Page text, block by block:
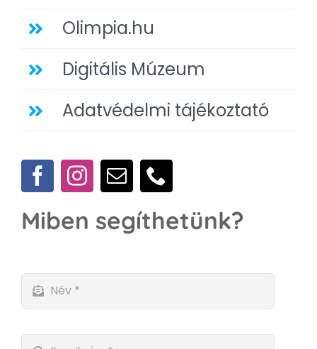
Olimpia.hu
Digitális Múzeum
Adatvédelmi tájékoztató
Miben segíthetünk?